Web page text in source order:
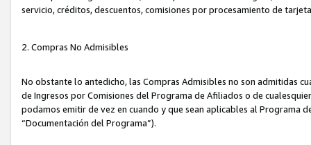
servicio, créditos, descuentos, comisiones por procesamiento de
2. Compras No Admisibles
No obstante lo antedicho, las Compras Admisibles no son admitidas
de Ingresos por Comisiones del Programa de Afiliados o de
podamos emitir de vez en cuando y que sean aplicables al Programa
“Documentación del Programa”).